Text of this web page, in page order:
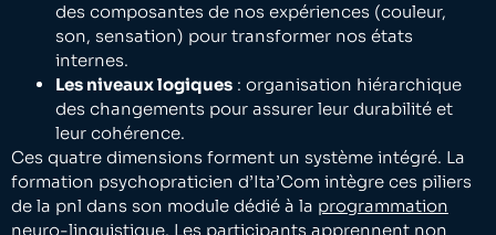
des composantes de nos expériences (couleur,
son, sensation) pour transformer nos états
internes.
Les niveaux logiques : organisation hiérarchique
des changements pour assurer leur durabilité et
leur cohérence.
Ces quatre dimensions forment un système intégré. La
formation psychopraticien d’Ita’Com intègre ces piliers
de la pnl dans son module dédié à la programmation
neuro-linguistique. Les participants apprennent non